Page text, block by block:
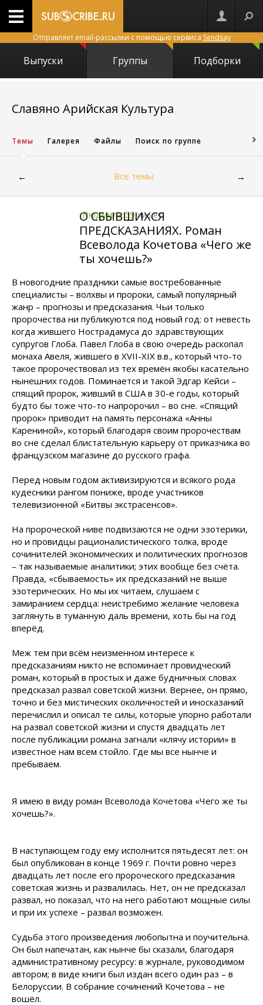
Отправляет email-рассылки с помощью сервиса Sendsay
Выпуски Группы Подборки
Славяно Арийская Культура
Темы Галерея Файлы Поиск по группе
← Все темы →
Людмила 59 пишет:
О СБЫВШИХСЯ
ПРЕДСКАЗАНИЯХ. Роман
Всеволода Кочетова «Чего же
ты хочешь?»
В новогодние праздники самые востребованные
специалисты – волхвы и пророки, самый популярный
жанр – прогнозы и предсказания. Чьи только
пророчества ни публикуются под новый год: от невесть
когда жившего Нострадамуса до здравствующих
супругов Глоба. Павел Глоба в свою очередь раскопал
монаха Авеля, жившего в XVII-XIX в.в., который что-то
такое пророчествовал из тех времён якобы касательно
нынешних годов. Поминается и такой Эдгар Кейси –
спящий пророк, живший в США в 30-е годы, который
будто бы тоже что-то напророчил – во сне. «Спящий
пророк» приводит на память персонажа «Анны
Карениной», который благодаря своим пророчествам
во сне сделал блистательную карьеру от приказчика во
французском магазине до русского графа.
Перед новым годом активизируются и всякого рода
кудесники рангом пониже, вроде участников
телевизионной «Битвы экстрасенсов».
На пророческой ниве подвизаются не одни эзотерики,
но и провидцы рационалистического толка, вроде
сочинителей экономических и политических прогнозов
– так называемые аналитики; этих вообще без счёта.
Правда, «сбываемость» их предсказаний не выше
эзотерических. Но мы их читаем, слушаем с
замиранием сердца: неистребимо желание человека
заглянуть в туманную даль времени, хоть бы на год
вперёд.
Меж тем при всём неизменном интересе к
предсказаниям никто не вспоминает провидческий
роман, который в простых и даже будничных словах
предсказал развал советской жизни. Вернее, он прямо,
точно и без мистических околичностей и иносказаний
перечислил и описал те силы, которые упорно работали
на развал советской жизни и спустя двадцать лет
после публикации романа загнали «клячу истории» в
известное нам всем стойло. Где мы все нынче и
пребываем.
Я имею в виду роман Всеволода Кочетова «Чего же ты
хочешь?».
В наступающем году ему исполнится пятьдесят лет: он
был опубликован в конце 1969 г. Почти ровно через
двадцать лет после его пророческого предсказания
советская жизнь и развалилась. Нет, он не предсказал
развал, но показал, что на него работают мощные силы
и при их успехе – развал возможен.
Судьба этого произведения любопытна и поучительна.
Он был напечатан, как нынче бы сказали, благодаря
административному ресурсу: в журнале, руководимом
автором; в виде книги был издан всего один раз – в
Белоруссии. В собрание сочинений Кочетова – не
вошёл.